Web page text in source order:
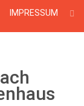
IMPRESSUM